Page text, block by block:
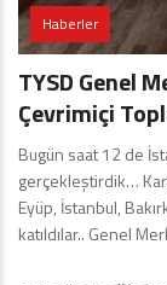
Haberler
TYSD Genel
Çevrimiçi
Bugün saat 12 de
gerçekleştirdik…
Eyüp, İstanbul,
katıldılar.. Genel